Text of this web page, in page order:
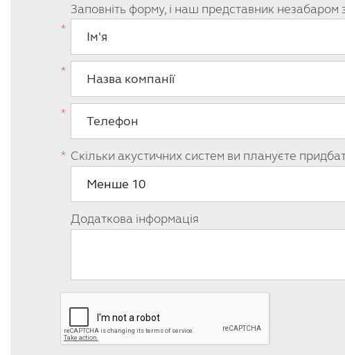
Заповніть форму, і наш представник незабаром
Скільки акустичних систем ви плануєте
Додаткова інформація